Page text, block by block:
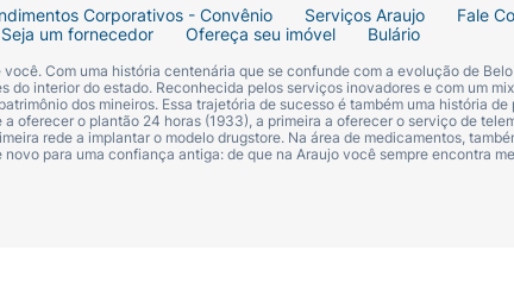
Corporativos - Convênio Serviços Araujo
Fale
Seja um fornecedor Ofereça seu imóvel Bulário
Com uma história centenária que se confunde com a evolução de
interior do estado. Reconhecida pelos serviços inovadores e com um
dos mineiros. Essa trajetória de sucesso é também uma história de
oferecer o plantão 24 horas (1933), a primeira a oferecer o serviço de
rede a implantar o modelo drugstore. Na área de medicamentos,
para uma confiança antiga: de que na Araujo você sempre encontra